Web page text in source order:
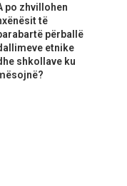
po zhvillohen
të
përballë
etnike
shkollave ku